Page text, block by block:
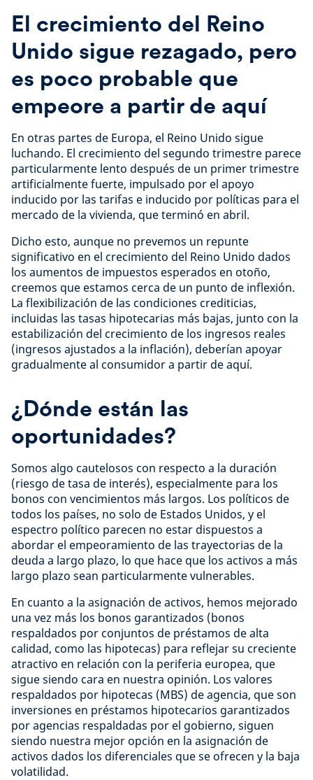
El crecimiento del Reino
Unido sigue rezagado, pero
es poco probable que
empeore a partir de aquí
En otras partes de Europa, el Reino Unido sigue
luchando. El crecimiento del segundo trimestre parece
particularmente lento después de un primer trimestre
artificialmente fuerte, impulsado por el apoyo
inducido por las tarifas e inducido por políticas para el
mercado de la vivienda, que terminó en abril.
Dicho esto, aunque no prevemos un repunte
significativo en el crecimiento del Reino Unido dados
los aumentos de impuestos esperados en otoño,
creemos que estamos cerca de un punto de inflexión.
La flexibilización de las condiciones crediticias,
incluidas las tasas hipotecarias más bajas, junto con la
estabilización del crecimiento de los ingresos reales
(ingresos ajustados a la inflación), deberían apoyar
gradualmente al consumidor a partir de aquí.
¿Dónde están las
oportunidades?
Somos algo cautelosos con respecto a la duración
(riesgo de tasa de interés), especialmente para los
bonos con vencimientos más largos. Los políticos de
todos los países, no solo de Estados Unidos, y el
espectro político parecen no estar dispuestos a
abordar el empeoramiento de las trayectorias de la
deuda a largo plazo, lo que hace que los activos a más
largo plazo sean particularmente vulnerables.
En cuanto a la asignación de activos, hemos mejorado
una vez más los bonos garantizados (bonos
respaldados por conjuntos de préstamos de alta
calidad, como las hipotecas) para reflejar su creciente
atractivo en relación con la periferia europea, que
sigue siendo cara en nuestra opinión. Los valores
respaldados por hipotecas (MBS) de agencia, que son
inversiones en préstamos hipotecarios garantizados
por agencias respaldadas por el gobierno, siguen
siendo nuestra mejor opción en la asignación de
activos dados los diferenciales que se ofrecen y la baja
volatilidad.